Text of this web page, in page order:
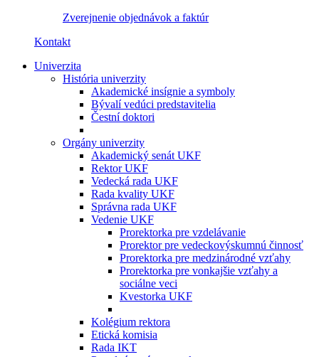
Zverejnenie objednávok a faktúr
Kontakt
Univerzita
História univerzity
Akademické insígnie a symboly
Bývalí vedúci predstavitelia
Čestní doktori
Orgány univerzity
Akademický senát UKF
Rektor UKF
Vedecká rada UKF
Rada kvality UKF
Správna rada UKF
Vedenie UKF
Prorektorka pre vzdelávanie
Prorektor pre vedeckovýskumnú činnosť
Prorektorka pre medzinárodné vzťahy
Prorektorka pre vonkajšie vzťahy a
sociálne veci
Kvestorka UKF
Kolégium rektora
Etická komisia
Rada IKT